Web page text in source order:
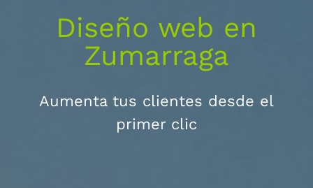
Diseño web en
Zumarraga
Aumenta tus clientes desde el
primer clic